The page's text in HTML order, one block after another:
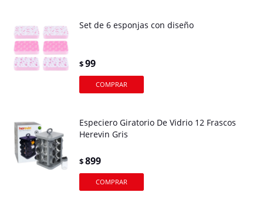
Set de 6 esponjas con diseño
$99
Especiero Giratorio De Vidrio 12 Frascos
Herevin Gris
$899